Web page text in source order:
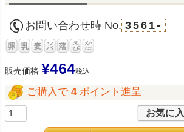
お問い合わせ時 No. 3561-
販売価格 ¥464税込
ご購入で 4 ポイント進呈
お気に